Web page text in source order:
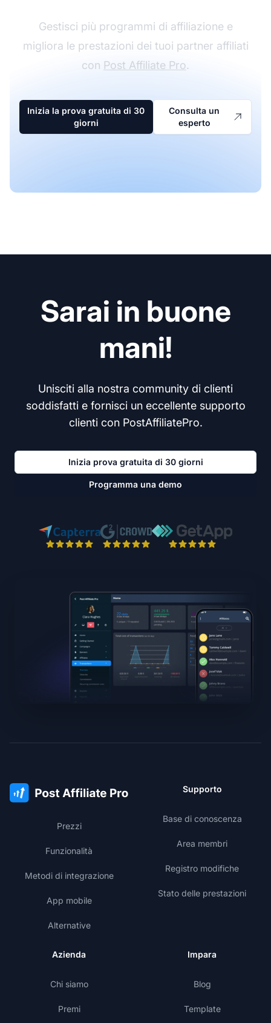
Gestisci più programmi di affiliazione e
migliora le prestazioni dei tuoi partner affiliati
con Post Affiliate Pro.
Inizia la prova gratuita di 30
giorni
Consulta un
esperto
Sarai in buone
mani!
Unisciti alla nostra community di clienti
soddisfatti e fornisci un eccellente supporto
clienti con PostAffiliatePro.
Inizia prova gratuita di 30 giorni
Programma una demo
Prezzi
Funzionalità
Metodi di integrazione
App mobile
Alternative
Supporto
Base di conoscenza
Area membri
Registro modifiche
Stato delle prestazioni
Azienda
Chi siamo
Premi
Impara
Blog
Template